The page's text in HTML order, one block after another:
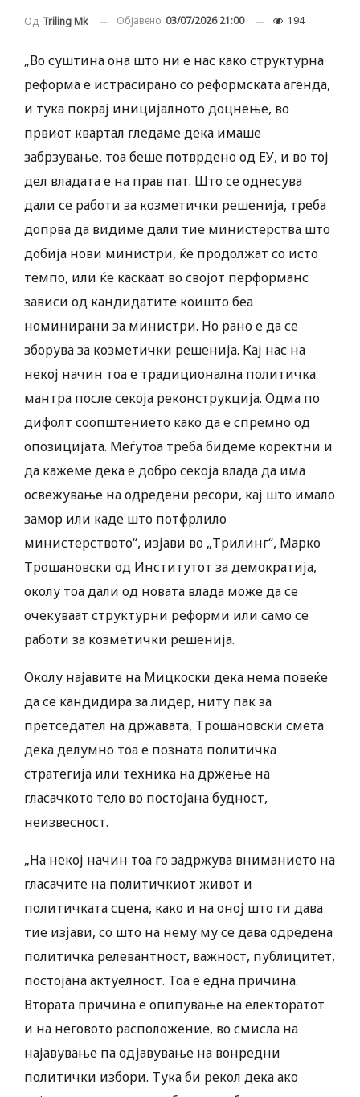
Од Triling Mk Објавено 03/07/2026 21:00 194
„Во суштина она што ни е нас како структурна
реформа е истрасирано со реформската агенда,
и тука покрај иницијалното доцнење, во
првиот квартал гледаме дека имаше
забрзување, тоа беше потврдено од ЕУ, и во тој
дел владата е на прав пат. Што се однесува
дали се работи за козметички решенија, треба
допрва да видиме дали тие министерства што
добија нови министри, ќе продолжат со исто
темпо, или ќе каскаат во својот перформанс
зависи од кандидатите коишто беа
номинирани за министри. Но рано е да се
зборува за козметички решенија. Кај нас на
некој начин тоа е традиционална политичка
мантра после секоја реконструкција. Одма по
дифолт соопштението како да е спремно од
опозицијата. Меѓутоа треба бидеме коректни и
да кажеме дека е добро секоја влада да има
освежување на одредени ресори, кај што имало
замор или каде што потфрлило
министерството“, изјави во „Трилинг“, Марко
Трошановски од Институтот за демократија,
околу тоа дали од новата влада може да се
очекуваат структурни реформи или само се
работи за козметички решенија.
Околу најавите на Мицкоски дека нема повеќе
да се кандидира за лидер, ниту пак за
претседател на државата, Трошановски смета
дека делумно тоа е позната политичка
стратегија или техника на држење на
гласачкото тело во постојана будност,
неизвесност.
„На некој начин тоа го задржува вниманието на
гласачите на политичкиот живот и
политичката сцена, како и на оној што ги дава
тие изјави, со што на нему му се дава одредена
политичка релевантност, важност, публицитет,
постојана актуелност. Тоа е една причина.
Втората причина е опипување на електоратот
и на неговото расположение, во смисла на
најавување па одјавување на вонредни
политички избори. Тука би рекол дека ако